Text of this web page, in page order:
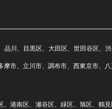
川、目黒区、大田区、世田谷区、
市、立川市、調布市、西東京市、
港南区、瀬谷区、緑区、旭区、鶴